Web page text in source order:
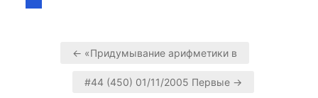
Навигация
← «Придумывание арифметики в
#44 (450) 01/11/2005 Первые →